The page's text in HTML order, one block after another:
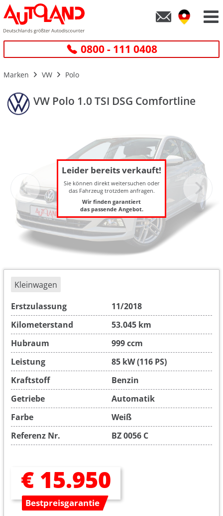
0800 - 111 0408
Marken VW Polo
VW Polo 1.0 TSI DSG Comfortline
Leider bereits verkauft!
Sie können direkt weitersuchen oder
das Fahrzeug trotzdem anfragen.
Wir finden garantiert
das passende Angebot.
Kleinwagen
Erstzulassung
11/2018
Kilometerstand
53.045 km
Hubraum
999 ccm
Leistung
85 kW (116 PS)
Kraftstoff
Benzin
Getriebe
Automatik
Farbe
Weiß
Referenz Nr.
BZ 0056 C
€ 15.950
Bestpreisgarantie